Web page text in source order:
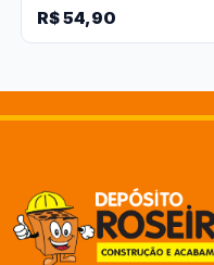
R$ 54,90